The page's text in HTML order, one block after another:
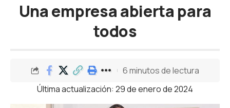
Una empresa abierta para
todos
Última actualización: 29 de enero de 2024
6 minutos de lectura